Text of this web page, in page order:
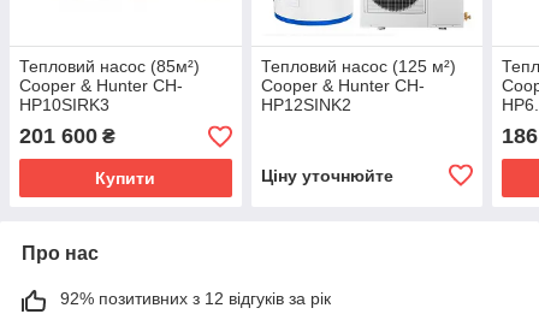
Тепловий насос (85м²)
Cooper & Hunter CH-
HP10SIRK3
201 600 ₴
Купити
Тепловий насос (125 м²)
Cooper & Hunter CH-
HP12SINK2
Ціну уточнюйте
Про нас
92% позитивних з 12 відгуків за рік